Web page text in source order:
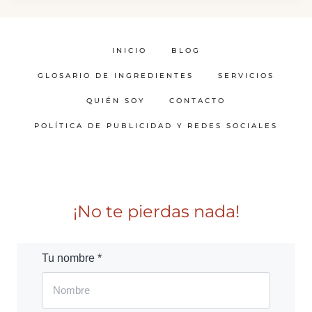
INICIO BLOG
GLOSARIO DE INGREDIENTES SERVICIOS
QUIÉN SOY CONTACTO
POLÍTICA DE PUBLICIDAD Y REDES SOCIALES
¡No te pierdas nada!
Tu nombre *